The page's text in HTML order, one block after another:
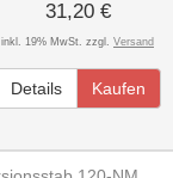
31,20 €
inkl. 19% MwSt. zzgl. Versand
Details Kaufen